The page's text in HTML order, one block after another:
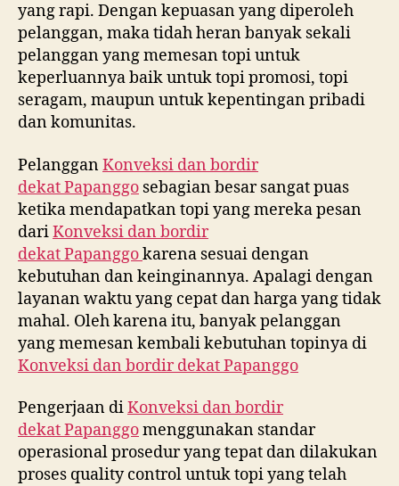
yang rapi. Dengan kepuasan yang diperoleh
pelanggan, maka tidah heran banyak sekali
pelanggan yang memesan topi untuk
keperluannya baik untuk topi promosi, topi
seragam, maupun untuk kepentingan pribadi
dan komunitas.
PelangganKonveksi dan bordir
dekatPapanggo sebagian besar sangat puas
ketika mendapatkan topi yang mereka pesan
dariKonveksi dan bordir
dekatPapanggokarena sesuai dengan
kebutuhan dan keinginannya. Apalagi dengan
layanan waktu yang cepat dan harga yang tidak
mahal. Oleh karena itu, banyak pelanggan
yang memesan kembali kebutuhan topinya di
Konveksi dan bordir dekatPapanggo
Pengerjaan diKonveksi dan bordir
dekatPapanggomenggunakan standar
operasional prosedur yang tepat dan dilakukan
proses quality control untuk topi yang telah